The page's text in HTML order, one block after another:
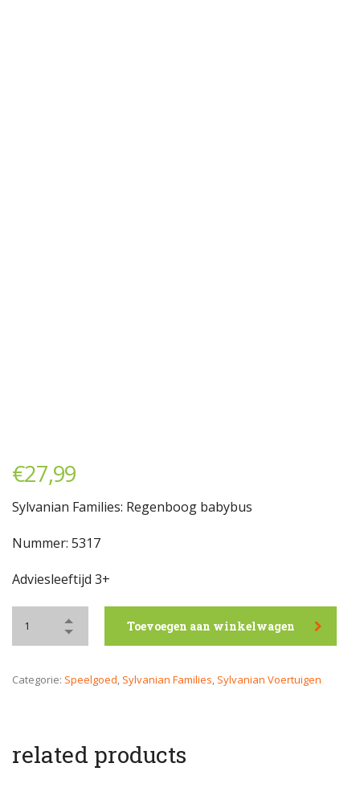
€27,99
Sylvanian Families: Regenboog babybus
Nummer: 5317
Adviesleeftijd 3+
Toevoegen aan winkelwagen
Categorie: Speelgoed, Sylvanian Families, Sylvanian Voertuigen
related products